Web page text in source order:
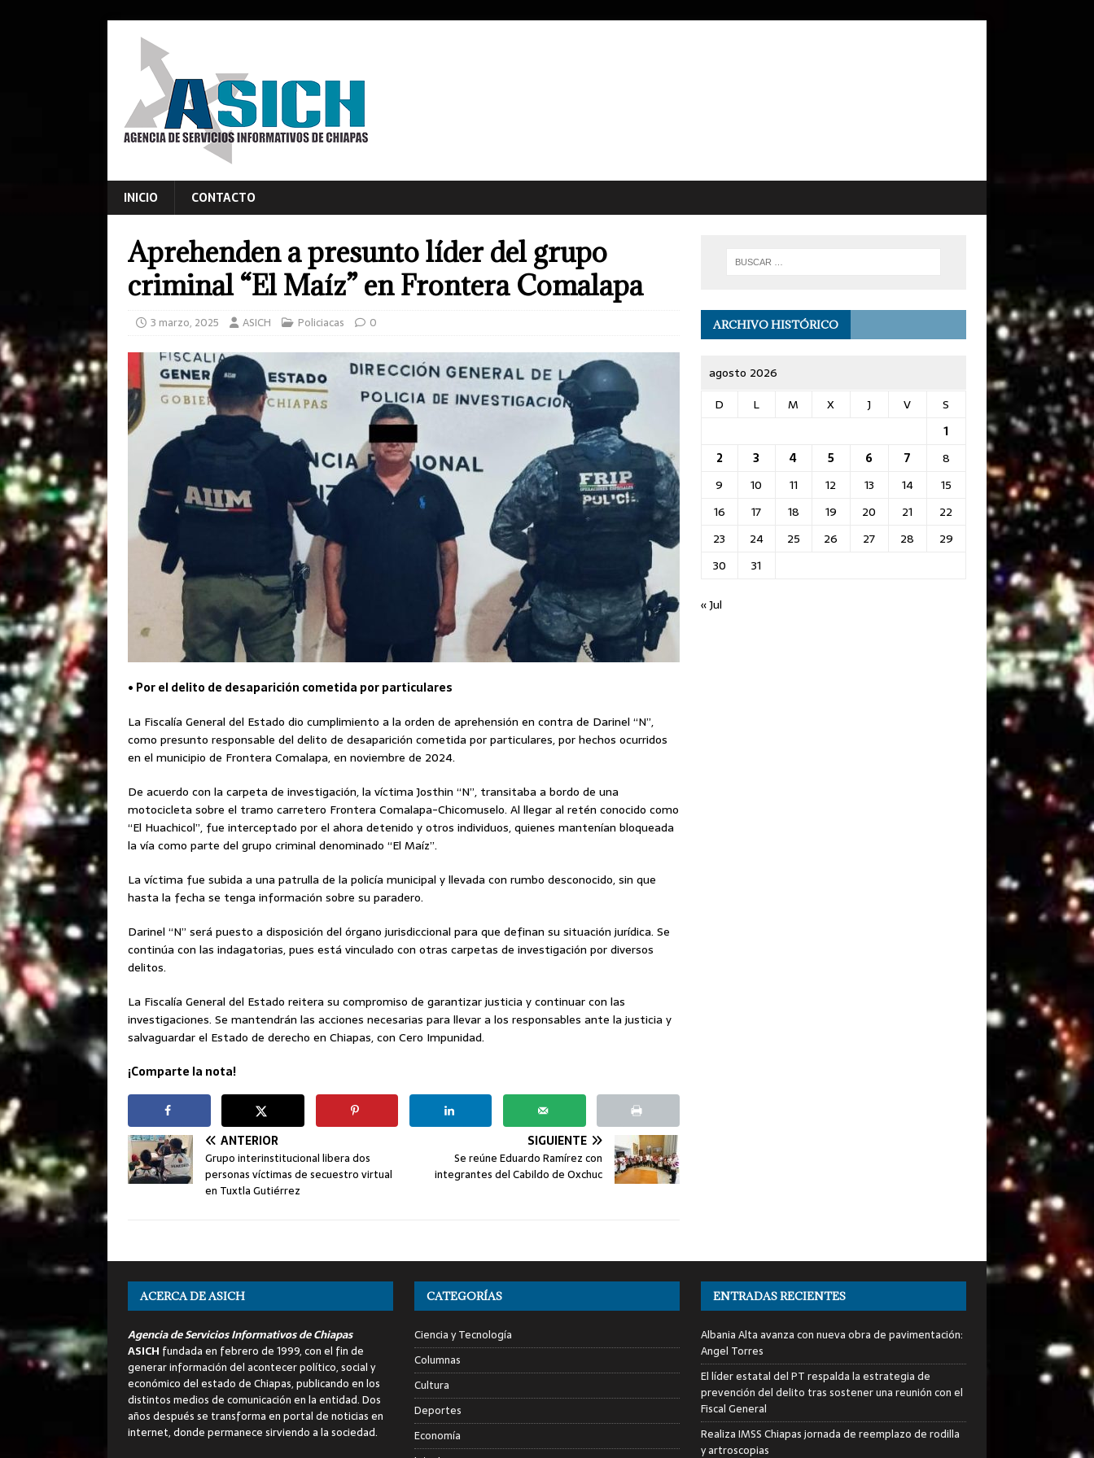
INICIO CONTACTO
Aprehenden a presunto líder del grupo
criminal “El Maíz” en Frontera Comalapa
3 marzo, 2025 ASICH Policiacas 0
• Por el delito de desaparición cometida por particulares
La Fiscalía General del Estado dio cumplimiento a la orden de aprehensión en contra de Darinel “N”,
como presunto responsable del delito de desaparición cometida por particulares, por hechos ocurridos
en el municipio de Frontera Comalapa, en noviembre de 2024.
De acuerdo con la carpeta de investigación, la víctima Josthin “N”, transitaba a bordo de una
motocicleta sobre el tramo carretero Frontera Comalapa-Chicomuselo. Al llegar al retén conocido como
“El Huachicol”, fue interceptado por el ahora detenido y otros individuos, quienes mantenían bloqueada
la vía como parte del grupo criminal denominado “El Maíz”.
La víctima fue subida a una patrulla de la policía municipal y llevada con rumbo desconocido, sin que
hasta la fecha se tenga información sobre su paradero.
Darinel “N” será puesto a disposición del órgano jurisdiccional para que definan su situación jurídica. Se
continúa con las indagatorias, pues está vinculado con otras carpetas de investigación por diversos
delitos.
La Fiscalía General del Estado reitera su compromiso de garantizar justicia y continuar con las
investigaciones. Se mantendrán las acciones necesarias para llevar a los responsables ante la justicia y
salvaguardar el Estado de derecho en Chiapas, con Cero Impunidad.
¡Comparte la nota!
ANTERIOR
Grupo interinstitucional libera dos
personas víctimas de secuestro virtual
en Tuxtla Gutiérrez
SIGUIENTE
Se reúne Eduardo Ramírez con
integrantes del Cabildo de Oxchuc
ARCHIVO HISTÓRICO
agosto 2026
D
L M X J V
S
1
2
3 4 5 6 7
8
9
10 11 12 13 14
15
16
17 18 19 20 21
22
23
24 25 26 27 28
29
30
31
« Jul
ACERCA DE ASICH
Agencia de Servicios Informativos de Chiapas
ASICH fundada en febrero de 1999, con el fin de
generar información del acontecer político, social y
económico del estado de Chiapas, publicando en los
distintos medios de comunicación en la entidad. Dos
años después se transforma en portal de noticias en
internet, donde permanece sirviendo a la sociedad.
CATEGORÍAS
Ciencia y Tecnología
Columnas
Cultura
Deportes
Economía
ENTRADAS RECIENTES
Albania Alta avanza con nueva obra de pavimentación:
Angel Torres
El líder estatal del PT respalda la estrategia de
prevención del delito tras sostener una reunión con el
Fiscal General
Realiza IMSS Chiapas jornada de reemplazo de rodilla
y artroscopias